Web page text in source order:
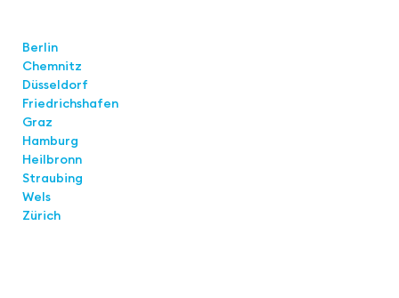
Berlin
Chemnitz
Düsseldorf
Friedrichshafen
Graz
Hamburg
Heilbronn
Straubing
Wels
Zürich